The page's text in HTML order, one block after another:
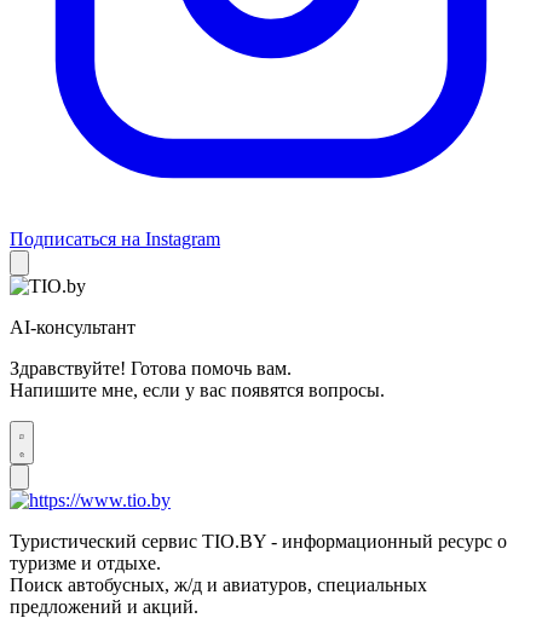
Подписаться на Instagram
AI-консультант
Здравствуйте! Готова помочь вам.
Напишите мне, если у вас появятся вопросы.
Туристический сервис TIO.BY - информационный ресурс о
туризме и отдыхе.
Поиск автобусных, ж/д и авиатуров, специальных
предложений и акций.